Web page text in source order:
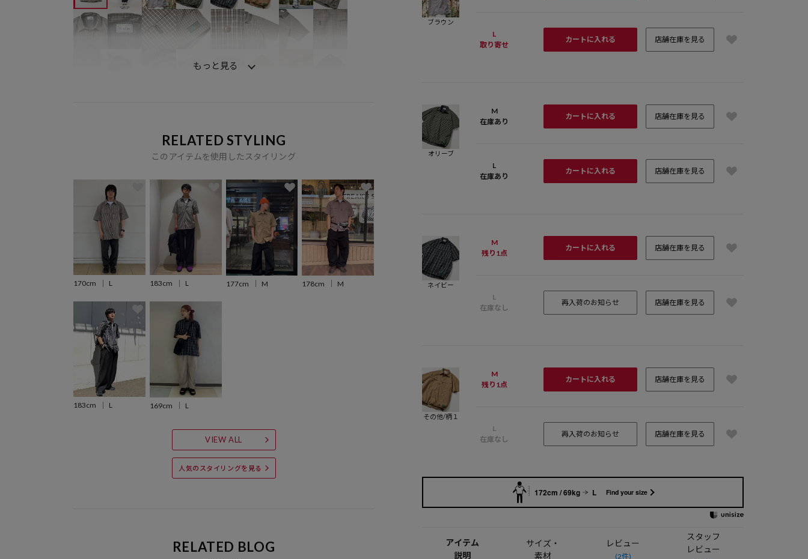
もっと見る
RELATED STYLING
このアイテムを使用したスタイリング
170cm L 183cm L 177cm M 178cm M
183cm L 169cm L
VIEW ALL
人気のスタイリングを見る
RELATED BLOG
ブラウン
L
取り寄せ
カートに入れる 店舗在庫を見る
オリーブ
M
在庫あり
カートに入れる 店舗在庫を見る
L
在庫あり
カートに入れる 店舗在庫を見る
ネイビー
M
残り1点
カートに入れる 店舗在庫を見る
L
在庫なし
再入荷のお知らせ 店舗在庫を見る
その他/柄１
M
残り1点
カートに入れる 店舗在庫を見る
L
在庫なし
再入荷のお知らせ 店舗在庫を見る
172cm / 69kg L Find your size
アイテム
説明
サイズ・
素材
レビュー
(2件)
スタッフ
レビュー